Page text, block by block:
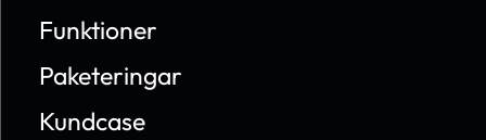
Funktioner
Paketeringar
Kundcase